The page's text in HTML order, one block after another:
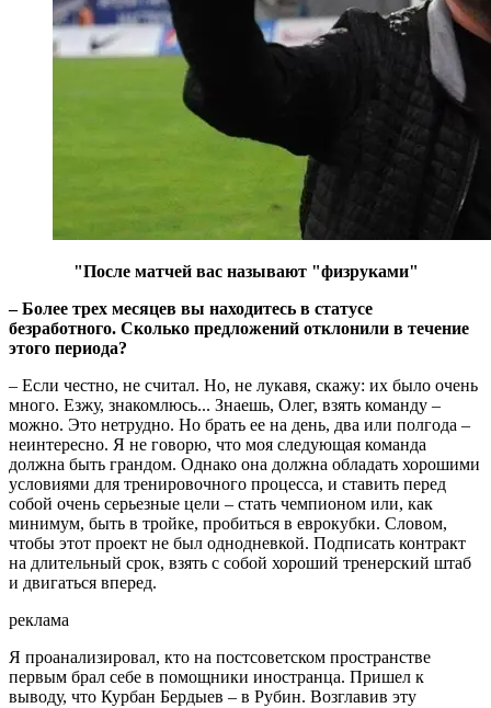
"После матчей вас называют "физруками"
– Более трех месяцев вы находитесь в статусе
безработного. Сколько предложений отклонили в течение
этого периода?
– Если честно, не считал. Но, не лукавя, скажу: их было очень
много. Езжу, знакомлюсь... Знаешь, Олег, взять команду –
можно. Это нетрудно. Но брать ее на день, два или полгода –
неинтересно. Я не говорю, что моя следующая команда
должна быть грандом. Однако она должна обладать хорошими
условиями для тренировочного процесса, и ставить перед
собой очень серьезные цели – стать чемпионом или, как
минимум, быть в тройке, пробиться в еврокубки. Словом,
чтобы этот проект не был однодневкой. Подписать контракт
на длительный срок, взять с собой хороший тренерский штаб
и двигаться вперед.
реклама
Я проанализировал, кто на постсоветском пространстве
первым брал себе в помощники иностранца. Пришел к
выводу, что Курбан Бердыев – в Рубин. Возглавив эту